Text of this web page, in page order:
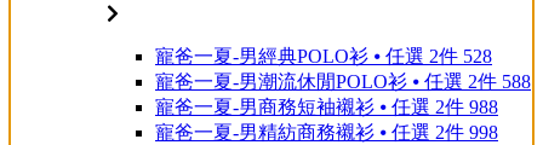
寵爸一夏-男經典POLO衫 ⦁ 任選 2件 528
寵爸一夏-男潮流休閒POLO衫 ⦁ 任選 2件 588
寵爸一夏-男商務短袖襯衫 ⦁ 任選 2件 988
寵爸一夏-男精紡商務襯衫 ⦁ 任選 2件 998